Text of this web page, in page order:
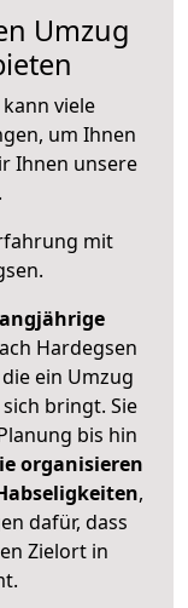
Umzug
viele
um Ihnen
Ihnen unsere
mit
.
Hardegsen
ein Umzug
bringt. Sie
bis hin
organisieren
,
dafür, dass
Zielort in